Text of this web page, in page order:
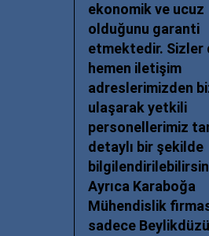
ekonomik ve ucuz
olduğunu garanti
etmektedir. Sizler
hemen iletişim
adreslerimizden
ulaşarak yetkili
personellerimiz
detaylı bir şekilde
Ayrıca Karaboğa
Mühendislik
sadece Beylikdüzü